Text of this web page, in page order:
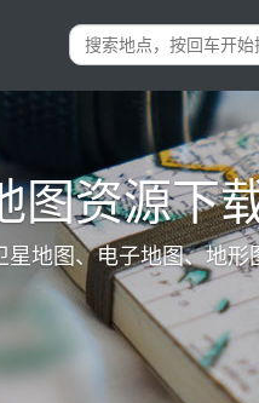
图资源下
地图、电子地图、地形